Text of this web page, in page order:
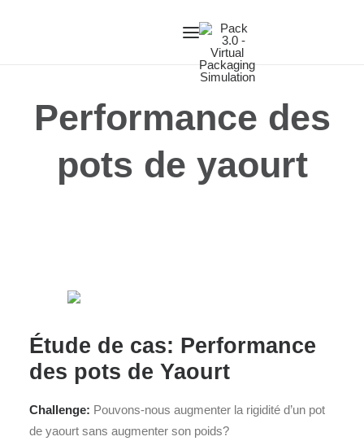
OUR SERVICES
ABOUT US
OUR TECHNOLOGY
Performance des
pots de yaourt
Étude de cas: Performance
des pots de Yaourt
Challenge: Pouvons-nous augmenter la rigidité d’un pot
de yaourt sans augmenter son poids?